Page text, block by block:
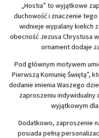
„Hostia” to wyjątkowe
duchowość i znaczenie
widnieje wypalany kielich
obecność Jezusa Chrystusa
ornament dodaje
Pod głównym motywem
Pierwszą Komunię Świętą”,
dodanie imienia Waszego
zaproszeniu
wyjątkowym
Dodatkowo, zaproszenie
posiada pełną